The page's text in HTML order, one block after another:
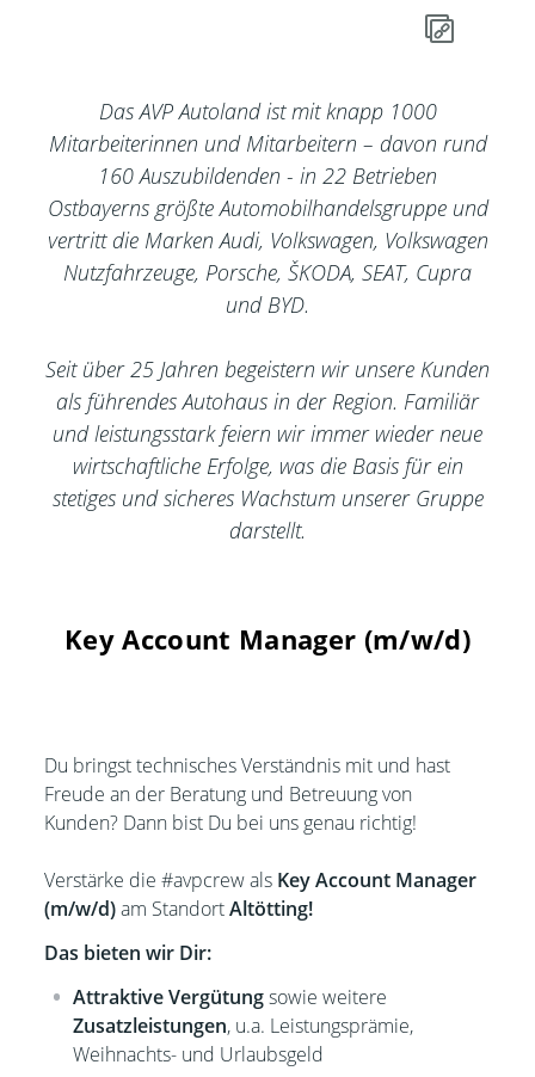
Das AVP Autoland ist mit knapp 1000
Mitarbeiterinnen und Mitarbeitern – davon rund
160 Auszubildenden - in 22 Betrieben
Ostbayerns größte Automobilhandelsgruppe und
vertritt die Marken Audi, Volkswagen, Volkswagen
Nutzfahrzeuge, Porsche, ŠKODA, SEAT, Cupra
und BYD.
Seit über 25 Jahren begeistern wir unsere Kunden
als führendes Autohaus in der Region. Familiär
und leistungsstark feiern wir immer wieder neue
wirtschaftliche Erfolge, was die Basis für ein
stetiges und sicheres Wachstum unserer Gruppe
darstellt.
Key Account Manager (m/w/d)
Du bringst technisches Verständnis mit und hast
Freude an der Beratung und Betreuung von
Kunden? Dann bist Du bei uns genau richtig!
Verstärke die #avpcrew als Key Account Manager
(m/w/d)am StandortAltötting!
Das bieten wir Dir:
Attraktive Vergütungsowie weitere
Zusatzleistungen, u.a. Leistungsprämie,
Weihnachts- und Urlaubsgeld